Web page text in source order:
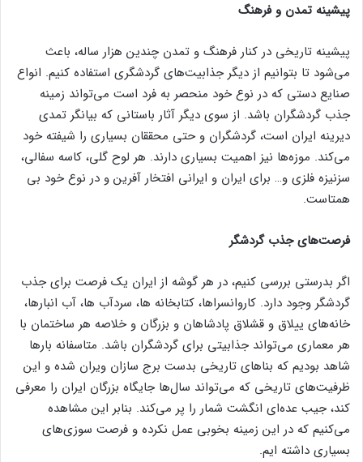
پیشینه تمدن و فرهنگ
پیشینه تاریخی در کنار فرهنگ و تمدن چندین هزار ساله، باعث
می‌شود تا بتوانیم از دیگر جذابیت‌های گردشگری استفاده کنیم. انواع
صنایع دستی که در نوع خود منحصر به فرد است می‌تواند زمینه
جذب گردشگران باشد. از سوی دیگر آثار باستانی که بیانگر تمدی
دیرینه ایران است، گردشگران و حتی محققان بسیاری را شیفته خود
می‌کند. موزه‌ها نیز اهمیت بسیاری دارند. هر لوح گلی، کاسه سفالی،
سزنیزه فلزی و… برای ایران و ایرانی افتخار آفرین و در نوع خود بی
همتاست.
فرصت‌های جذب گردشگر
اگر بدرستی بررسی کنیم، در هر گوشه از ایران یک فرصت برای جذب
گردشگر وجود دارد. کاروانسراها، کتابخانه ها، سردآب ها، آب انبارها،
خانه‌های ییلاق و قشلاق پادشاهان و بزرگان و خلاصه هر ساختمان با
هر معماری می‌تواند جذابیتی برای گردشگران باشد. متاسفانه بار‌ها
شاهد بودیم که بنا‌های تاریخی بدست برج سازان ویران شده و این
ظرفیت‌های تاریخی که می‌تواند سال‌ها جایگاه بزرگان ایران را معرفی
کند، جیب عده‌ای انگشت شمار را پر می‌کند. بنابر این مشاهده
می‌کنیم که در این زمینه بخوبی عمل نکرده و فرصت سوزی‌های
بسیاری داشته ایم.